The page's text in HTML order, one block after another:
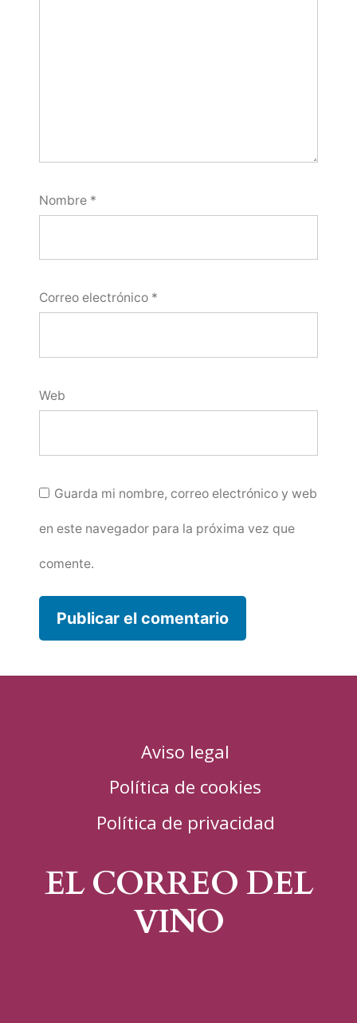
Nombre *
Correo electrónico *
Web
Guarda mi nombre, correo electrónico y web
en este navegador para la próxima vez que
comente.
Aviso legal
Política de cookies
Política de privacidad
EL CORREO DEL
VINO